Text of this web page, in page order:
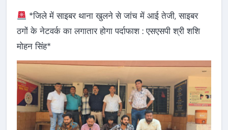
*जिले में साइबर थाना खुलने से जांच में आई तेजी, साइबर
ठगों के नेटवर्क का लगातार होगा पर्दाफाश : एसएसपी श्री शशि
मोहन सिंह*